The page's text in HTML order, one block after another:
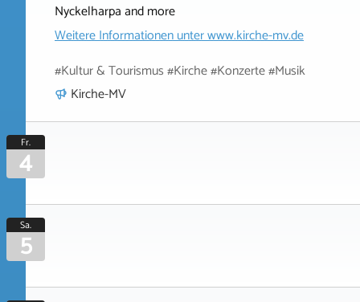
Nyckelharpa and more
Weitere Informationen unterwww.kirche-mv.de
#Kultur & Tourismus #Kirche #Konzerte #Musik
Kirche-MV
Fr.
4
Sa.
5